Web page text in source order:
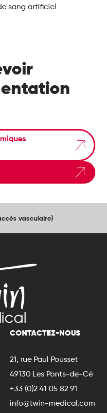
sang artificiel
vasculaire)
CONTACTEZ-NOUS
21, rue Paul Pousset
49130 Les Ponts-de-Cé
+33 (0)2 41 05 82 91
info@twin-medical.com